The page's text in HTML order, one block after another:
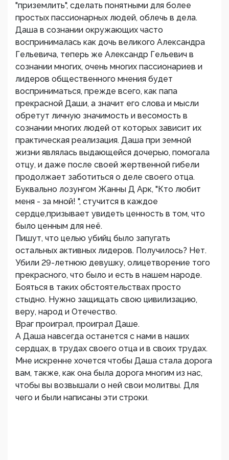
"приземлить", сделать понятными для более
простых пассионарных людей, облечь в дела.
Даша в сознании окружающих часто
воспринималась как дочь великого Александра
Гельевича, теперь же Александр Гельевич в
сознании многих, очень многих пассионариев и
лидеров общественного мнения будет
восприниматься, прежде всего, как папа
прекрасной Даши, а значит его слова и мысли
обретут личную значимость и весомость в
сознании многих людей от которых зависит их
практическая реализация. Даша при земной
жизни являлась выдающейся дочерью, помогала
отцу, и даже после своей жертвенной гибели
продолжает заботиться о деле своего отца.
Буквально лозунгом Жанны Д Арк, "Кто любит
меня - за мной! ", стучится в каждое
сердце,призывает увидеть ценность в том, что
было ценным для неë.
Пишут, что целью убийц было запугать
остальных активных лидеров. Получилось? Нет.
Убили 29-летнюю девушку, олицетворение того
прекрасного, что было и есть в нашем народе.
Бояться в таких обстоятельствах просто
стыдно. Нужно защищать свою цивилизацию,
веру, народ и Отечество.
Враг проиграл, проиграл Даше.
А Даша навсегда останется с нами в наших
сердцах, в трудах своего отца и в своих трудах.
Мне искренне хочется чтобы Даша стала дорога
вам, также, как она была дорога многим из нас,
чтобы вы возвышали о ней свои молитвы. Для
чего и были написаны эти строки.